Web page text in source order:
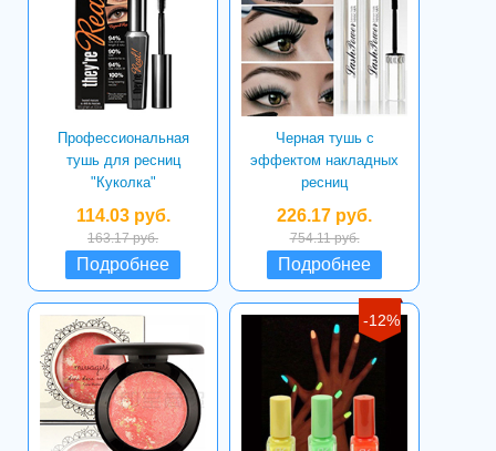
Профессиональная
тушь для ресниц
"Куколка"
114.03 руб.
163.17 руб.
Подробнее
Черная тушь с
эффектом накладных
ресниц
226.17 руб.
754.11 руб.
Подробнее
-12%